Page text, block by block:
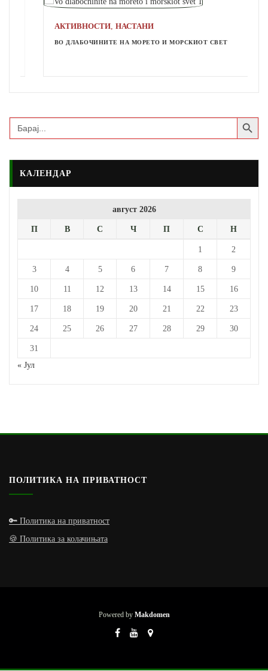
АКТИВНОСТИ,НАСТАНИ
ВО ДЛАБОЧИНИТЕ НА МОРЕТО И МОРСКИОТ СВЕТ
Search
for:
Search Button
КАЛЕНДАР
август 2026
П В С Ч П С Н
1 2
3 4 5 6 7 8 9
10 11 12 13 14 15 16
17 18 19 20 21 22 23
24 25 26 27 28 29 30
31
« Јул
ПОЛИТИКА НА ПРИВАТНОСТ
🔑 Политика на приватност
🍪 Политика за колачињата
Powered by Makdomen